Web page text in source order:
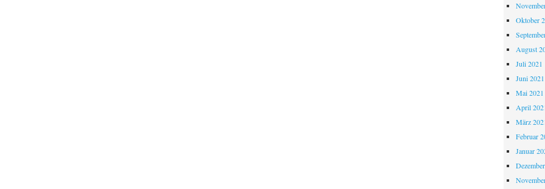
Oktober
August
Juli 2021
Juni 2021
Mai 2021
April
März
Februar
Januar